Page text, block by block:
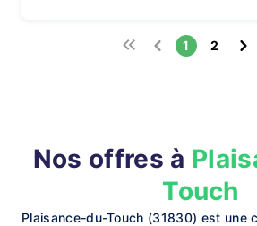
1 2
Nos offres à
Touch
Plaisance-du-Touch (31830) est une